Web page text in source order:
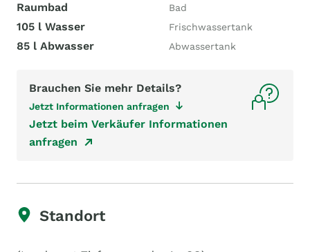
Raumbad Bad
105 l Wasser Frischwassertank
85 l Abwasser Abwassertank
Brauchen Sie mehr Details?
Jetzt Informationen anfragen
Jetzt beim Verkäufer Informationen
anfragen
Standort